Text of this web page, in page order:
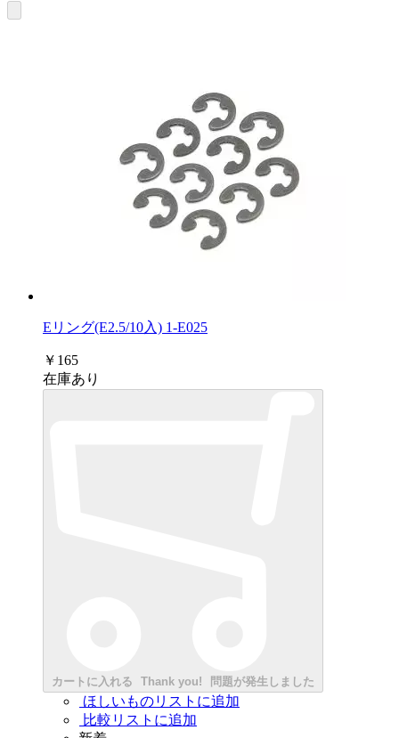
Eリング(E2.5/10入) 1-E025
￥165
在庫あり
カートに入れる Thank you! 問題が発生しました
ほしいものリストに追加
比較リストに追加